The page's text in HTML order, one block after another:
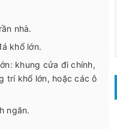
nhà.
khổ lớn.
khung cửa đi chính,
trí khổ lớn, hoặc các ô
ngăn.